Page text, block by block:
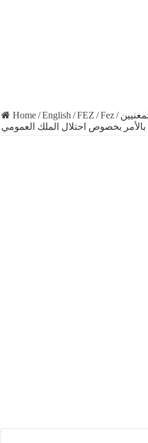
Home/English /FEZ /Fez/
بالأمر بخصوص احتلال الملك العمومي